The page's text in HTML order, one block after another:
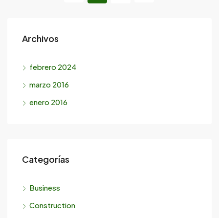
Archivos
febrero 2024
marzo 2016
enero 2016
Categorías
Business
Construction